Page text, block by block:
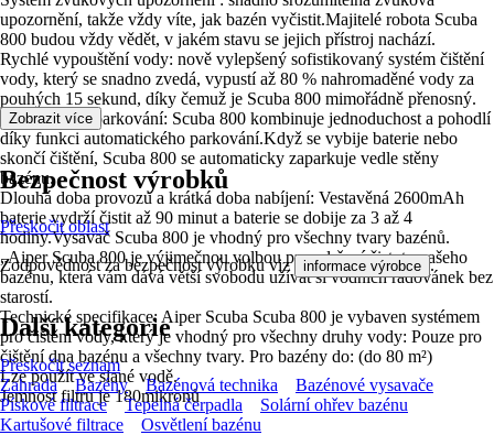
upozornění, takže vždy víte, jak bazén vyčistit.Majitelé robota Scuba
800 budou vždy vědět, v jakém stavu se jejich přístroj nachází.
Rychlé vypouštění vody: nově vylepšený sofistikovaný systém čištění
vody, který se snadno zvedá, vypustí až 80 % nahromaděné vody za
pouhých 15 sekund, díky čemuž je Scuba 800 mimořádně přenosný.
Automatické parkování: Scuba 800 kombinuje jednoduchost a pohodlí
díky funkci automatického parkování.Když se vybije baterie nebo
skončí čištění, Scuba 800 se automaticky zaparkuje vedle stěny
bazénu.
Dlouhá doba provozu a krátká doba nabíjení: Vestavěná 2600mAh
baterie vydrží čistit až 90 minut a baterie se dobije za 3 až 4
hodiny.Vysavač Scuba 800 je vhodný pro všechny tvary bazénů.
„Aiper Scuba 800 je výjimečnou volbou pro udržení čistoty vašeho
bazénu, která vám dává větší svobodu užívat si vodních radovánek bez
starostí.
Technické specifikace: Aiper Scuba Scuba 800 je vybaven systémem
pro čištění vody, který je vhodný pro všechny druhy vody: Pouze pro
čištění dna bazénu a všechny tvary. Pro bazény do: (do 80 m²)
Lze použít ve slané vodě.
Jemnost filtru je 180mikronů
Zobrazit více
Bezpečnost výrobků
Přeskočit oblast
Zodpovědnost za bezpečnost výrobku viz informace výrobce .
Další kategorie
Přeskočit seznam
Zahrada
Bazény Bazénová technika
Bazénové vysavače
Pískové filtrace
Tepelná čerpadla
Solární ohřev bazénu
Kartušové filtrace
Osvětlení bazénu